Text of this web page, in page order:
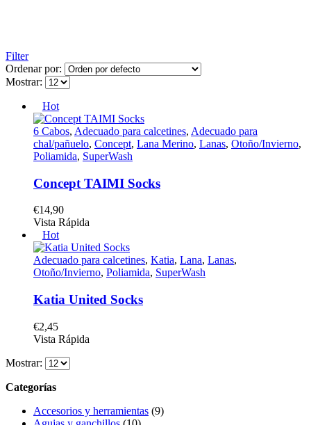
Filter
Ordenar por:
Mostrar:
Hot
6 Cabos, Adecuado para calcetines, Adecuado para
chal/pañuelo, Concept, Lana Merino, Lanas, Otoño/Invierno,
Poliamida, SuperWash
Concept TAIMI Socks
€14,90
Este
producto
tiene
múltiples
variantes.
opciones
se
pueden
elegir
en
la
página
de
Vista Rápida
Hot
Adecuado para calcetines, Katia, Lana, Lanas,
Otoño/Invierno, Poliamida, SuperWash
Katia United Socks
€2,45
Este
tiene
variantes.
opciones
Vista Rápida
Mostrar:
Categorías
Accesorios y herramientas (9)